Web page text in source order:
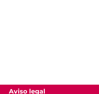
Aviso legal